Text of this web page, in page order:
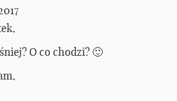
O co chodzi? 🙂